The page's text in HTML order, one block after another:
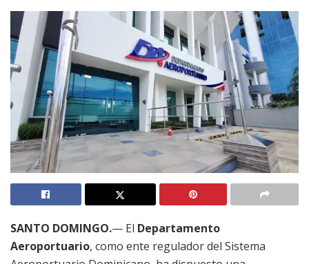
SANTO DOMINGO.— El Departamento
Aeroportuario, como ente regulador del Sistema